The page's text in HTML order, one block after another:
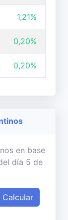
1,21%
0,20%
0,20%
en base
día 5 de
Calcular